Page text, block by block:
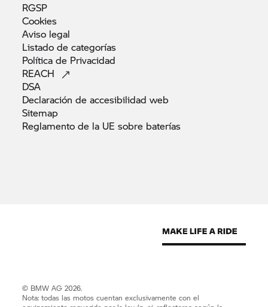
RGSP
Cookies
Aviso legal
Listado decategorías
Política de Privacidad
REACH
DSA
Declaración de accesibilidadweb
Sitemap
Reglamento de la UE sobre baterías
© BMW AG 2026.
Nota: todas las motos cuentan exclusivamente con el